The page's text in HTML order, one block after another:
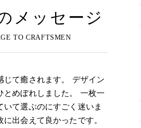
メッセージ
じて癒されます。 デザイン
とめぼれしました。 一枚一
いて選ぶのにすごく迷いま
出会えて良かったです。